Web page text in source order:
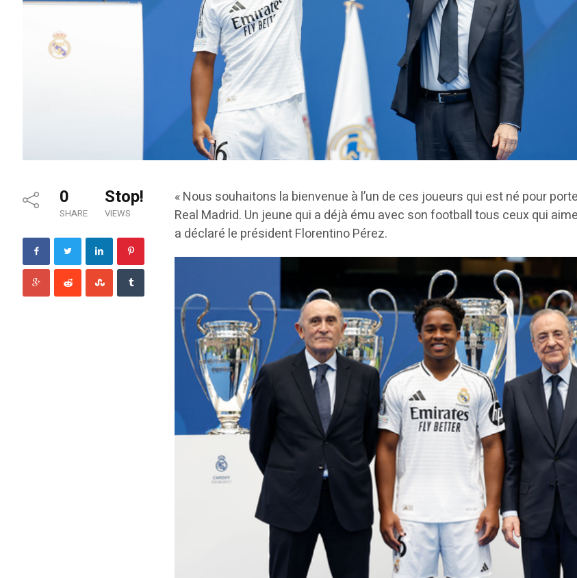
0
SHARE
Stop!
VIEWS
« Nous souhaitons la bienvenue à l’un de ces joueurs qui est né pour
Real Madrid. Un jeune qui a déjà ému avec son football tous ceux qui
a déclaré le président Florentino Pérez.